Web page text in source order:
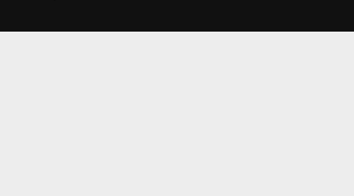
Кинг Конг Красный остров